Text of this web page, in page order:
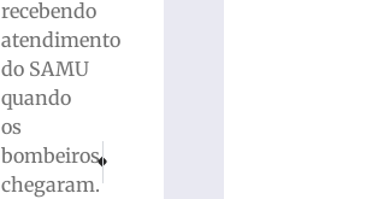
recebendo
atendimento
do SAMU
quando
os
bombeiros
chegaram.
PRÓXIMO